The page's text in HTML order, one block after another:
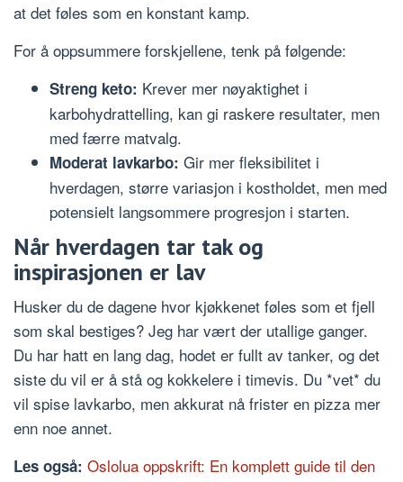
at det føles som en konstant kamp.
For å oppsummere forskjellene, tenk på følgende:
Streng keto: Krever mer nøyaktighet i
karbohydrattelling, kan gi raskere resultater, men
med færre matvalg.
Moderat lavkarbo: Gir mer fleksibilitet i
hverdagen, større variasjon i kostholdet, men med
potensielt langsommere progresjon i starten.
Når hverdagen tar tak og
inspirasjonen er lav
Husker du de dagene hvor kjøkkenet føles som et fjell
som skal bestiges? Jeg har vært der utallige ganger.
Du har hatt en lang dag, hodet er fullt av tanker, og det
siste du vil er å stå og kokkelere i timevis. Du *vet* du
vil spise lavkarbo, men akkurat nå frister en pizza mer
enn noe annet.
Les også: Oslolua oppskrift: En komplett guide til den